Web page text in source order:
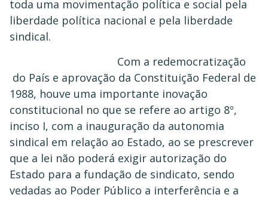
toda uma movimentação política e social pela
liberdade política nacional e pela liberdade
sindical.
Com a redemocratização
do País e aprovação da Constituição Federal de
1988, houve uma importante inovação
constitucional no que se refere ao artigo 8º,
inciso I, com a inauguração da autonomia
sindical em relação ao Estado, ao se prescrever
que a lei não poderá exigir autorização do
Estado para a fundação de sindicato, sendo
vedadas ao Poder Público a interferência e a